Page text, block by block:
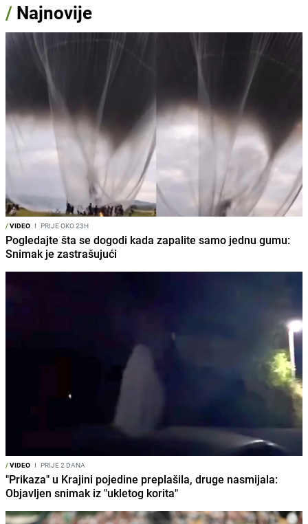
/ Najnovije
/VIDEO I PRIJE OKO 23H
Pogledajte šta se dogodi kada zapalite samo jednu gumu:
Snimak je zastrašujući
/VIDEO I PRIJE 2 DANA
"Prikaza" u Krajini pojedine preplašila, druge nasmijala:
Objavljen snimak iz "ukletog korita"